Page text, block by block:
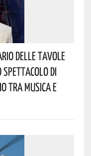
Delle Tavole
Spettacolo Di
Tra Musica E